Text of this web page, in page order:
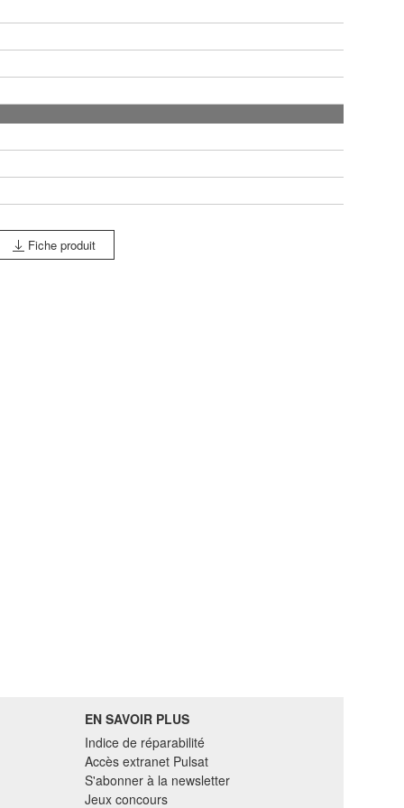
Fiche produit
EN SAVOIR PLUS
Indice de réparabilité
Accès extranet Pulsat
S'abonner à la newsletter
Jeux concours